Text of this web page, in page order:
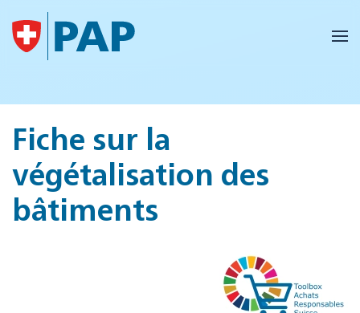
Accéder au contenu principal
Fiche sur la
végétalisation des
bâtiments